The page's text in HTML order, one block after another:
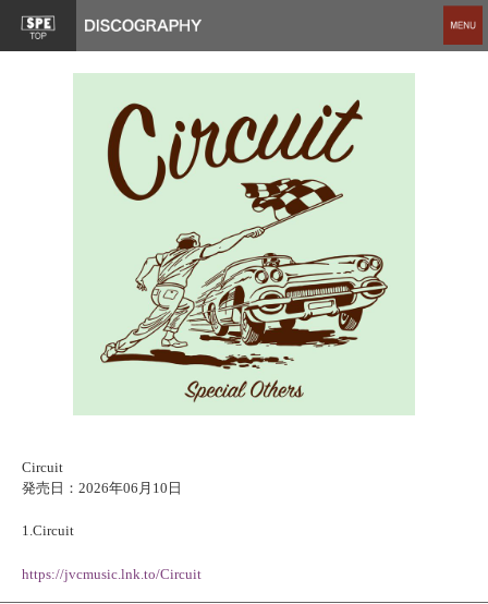
Circuit
発売日：2026年06月10日
1.Circuit
https://jvcmusic.lnk.to/Circuit